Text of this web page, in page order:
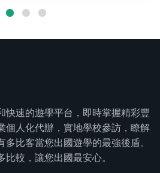
快速的遊學平台，即時掌握精彩豐
個人化代辦，實地學校參訪，瞭解
比客當您出國遊學的最強後盾。
較，讓您出國最安心。